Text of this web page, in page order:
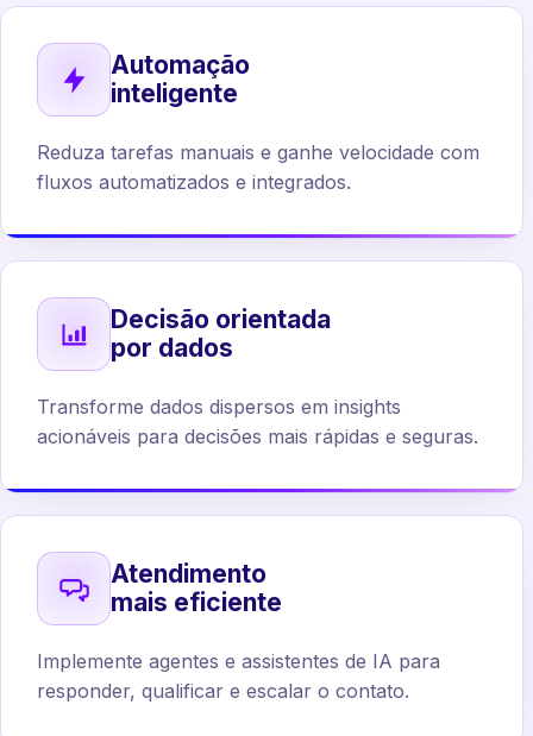
Automação
inteligente
Reduza tarefas manuais e ganhe velocidade com
fluxos automatizados e integrados.
Decisão orientada
por dados
Transforme dados dispersos em insights
acionáveis para decisões mais rápidas e seguras.
Atendimento
mais eficiente
Implemente agentes e assistentes de IA para
responder, qualificar e escalar o contato.